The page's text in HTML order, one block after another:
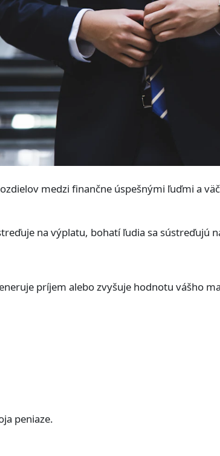
medzi finančne úspešnými ľuďmi a
na výplatu, bohatí ľudia sa sústreďujú
príjem alebo zvyšuje hodnotu vášho
peniaze.